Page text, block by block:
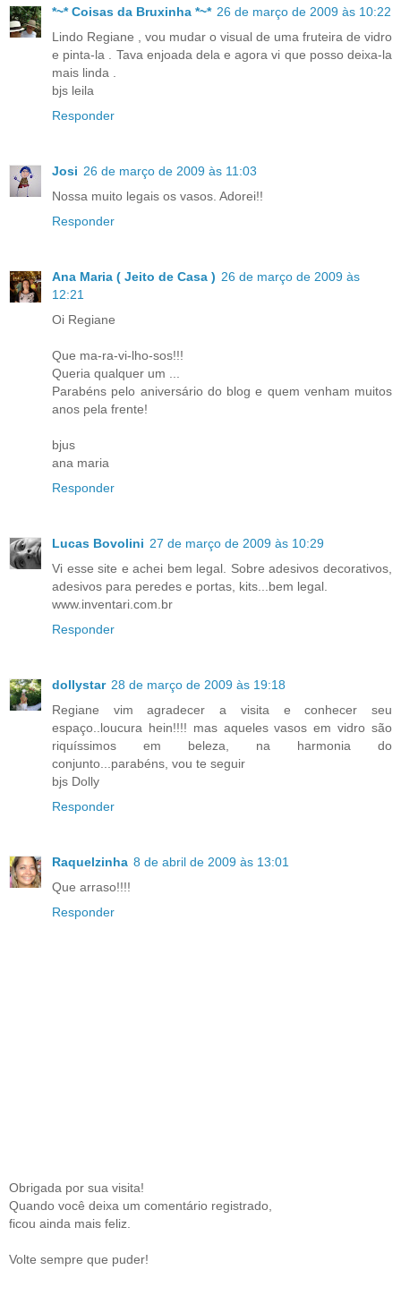
*~* Coisas da Bruxinha *~* 26 de março de 2009 às 10:22
Lindo Regiane , vou mudar o visual de uma fruteira de vidro
e pinta-la . Tava enjoada dela e agora vi que posso deixa-la
mais linda .
bjs leila
Responder
Josi 26 de março de 2009 às 11:03
Nossa muito legais os vasos. Adorei!!
Responder
Ana Maria ( Jeito de Casa ) 26 de março de 2009 às
12:21
Oi Regiane
Que ma-ra-vi-lho-sos!!!
Queria qualquer um ...
Parabéns pelo aniversário do blog e quem venham muitos
anos pela frente!
bjus
ana maria
Responder
Lucas Bovolini 27 de março de 2009 às 10:29
Vi esse site e achei bem legal. Sobre adesivos decorativos,
adesivos para peredes e portas, kits...bem legal.
www.inventari.com.br
Responder
dollystar 28 de março de 2009 às 19:18
Regiane vim agradecer a visita e conhecer seu
espaço..loucura hein!!!! mas aqueles vasos em vidro são
riquíssimos em beleza, na harmonia do
conjunto...parabéns, vou te seguir
bjs Dolly
Responder
Raquelzinha 8 de abril de 2009 às 13:01
Que arraso!!!!
Responder
Obrigada por sua visita!
Quando você deixa um comentário registrado,
ficou ainda mais feliz.
Volte sempre que puder!